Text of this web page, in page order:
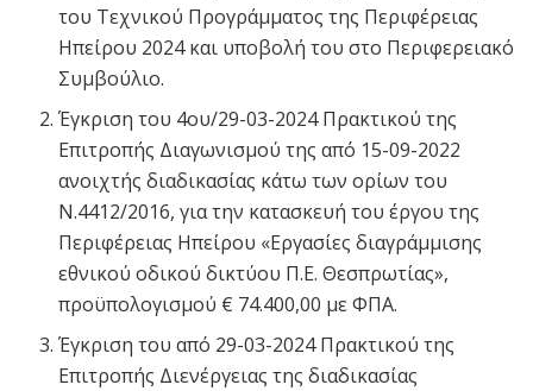
του Τεχνικού Προγράμματος της Περιφέρειας
Ηπείρου 2024 και υποβολή του στο Περιφερειακό
Συμβούλιο.
Έγκριση του 4ου/29-03-2024 Πρακτικού της
Επιτροπής Διαγωνισμού της από 15-09-2022
ανοιχτής διαδικασίας κάτω των ορίων του
Ν.4412/2016, για την κατασκευή του έργου της
Περιφέρειας Ηπείρου «Εργασίες διαγράμμισης
εθνικού οδικού δικτύου Π.Ε. Θεσπρωτίας»,
προϋπολογισμού € 74.400,00 με ΦΠΑ.
Έγκριση του από 29-03-2024 Πρακτικού της
Επιτροπής Διενέργειας της διαδικασίας